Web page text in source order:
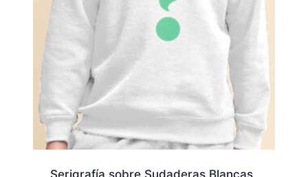
Serigrafía sobre Sudaderas Blancas